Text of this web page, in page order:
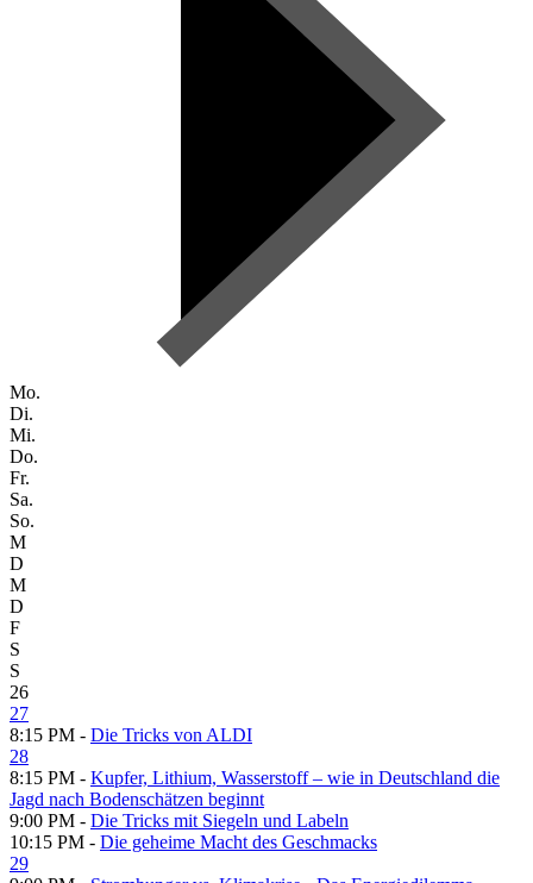
Mo.
Di.
Mi.
Do.
Fr.
Sa.
So.
M
D
M
D
F
S
S
26
27
8:15 PM - Die Tricks von ALDI
28
8:15 PM - Kupfer, Lithium, Wasserstoff – wie in Deutschland die
Jagd nach Bodenschätzen beginnt
9:00 PM - Die Tricks mit Siegeln und Labeln
10:15 PM - Die geheime Macht des Geschmacks
29